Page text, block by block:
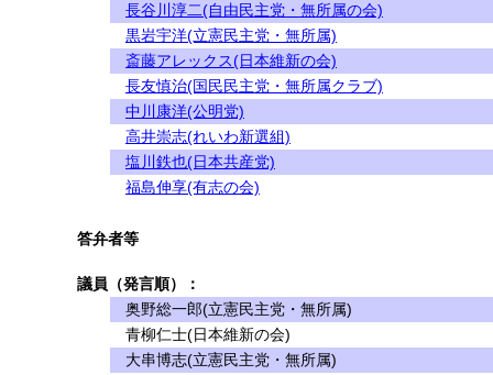
長谷川淳二(自由民主党・無所属の会)
黒岩宇洋(立憲民主党・無所属)
斎藤アレックス(日本維新の会)
長友慎治(国民民主党・無所属クラブ)
中川康洋(公明党)
高井崇志(れいわ新選組)
塩川鉄也(日本共産党)
福島伸享(有志の会)
答弁者等
議員（発言順）：
奥野総一郎(立憲民主党・無所属)
青柳仁士(日本維新の会)
大串博志(立憲民主党・無所属)